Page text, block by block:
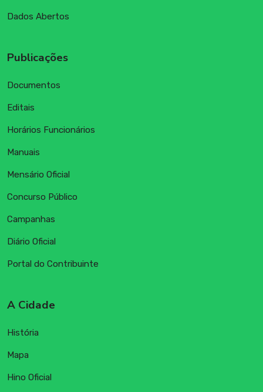
Dados Abertos
Publicações
Documentos
Editais
Horários Funcionários
Manuais
Mensário Oficial
Concurso Público
Campanhas
Diário Oficial
Portal do Contribuinte
A Cidade
História
Mapa
Hino Oficial